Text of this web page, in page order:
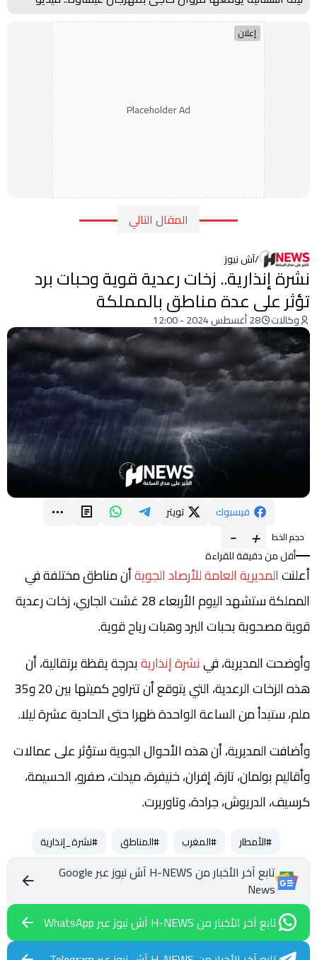
إعلان
Placeholder Ad
المقال التالي
/آش نيوز
نشرة إنذارية.. زخات رعدية قوية وحبات برد
تؤثر على عدة مناطق بالمملكة
وكالات 28 أغسطس 2024 - 12:00
فيسبوك تويتر
حجم الخط +
-
أقل من دقيقة للقراءة
أعلنتالمديرية العامة للأرصاد الجويةأن مناطق مختلفة في
المملكة ستشهد اليوم الأربعاء 28 غشت الجاري، زخات رعدية
قوية مصحوبة بحبات البرد وهبات رياح قوية.
وأوضحت المديرية، فينشرة إنذاريةبدرجة يقظة برتقالية، أن
هذه الزخات الرعدية، التي يتوقع أن تتراوح كميتها بين 20 و35
ملم، ستبدأ من الساعة الواحدة ظهرا حتى الحادية عشرة ليلا.
وأضافت المديرية، أن هذه الأحوال الجوية ستؤثر على عمالات
وأقاليم بولمان، تازة، إفران، خنيفرة، ميدلت، صفرو، الحسيمة،
كرسيف، الدريوش، جرادة، وتاوريرت.
#الأمطار #المغرب #المناطق #نشرة_إنذارية
تابع آخر الأخبار من H-NEWS آش نيوز عبر Google
News
تابع آخر الأخبار من H-NEWS آش نيوز عبر WhatsApp